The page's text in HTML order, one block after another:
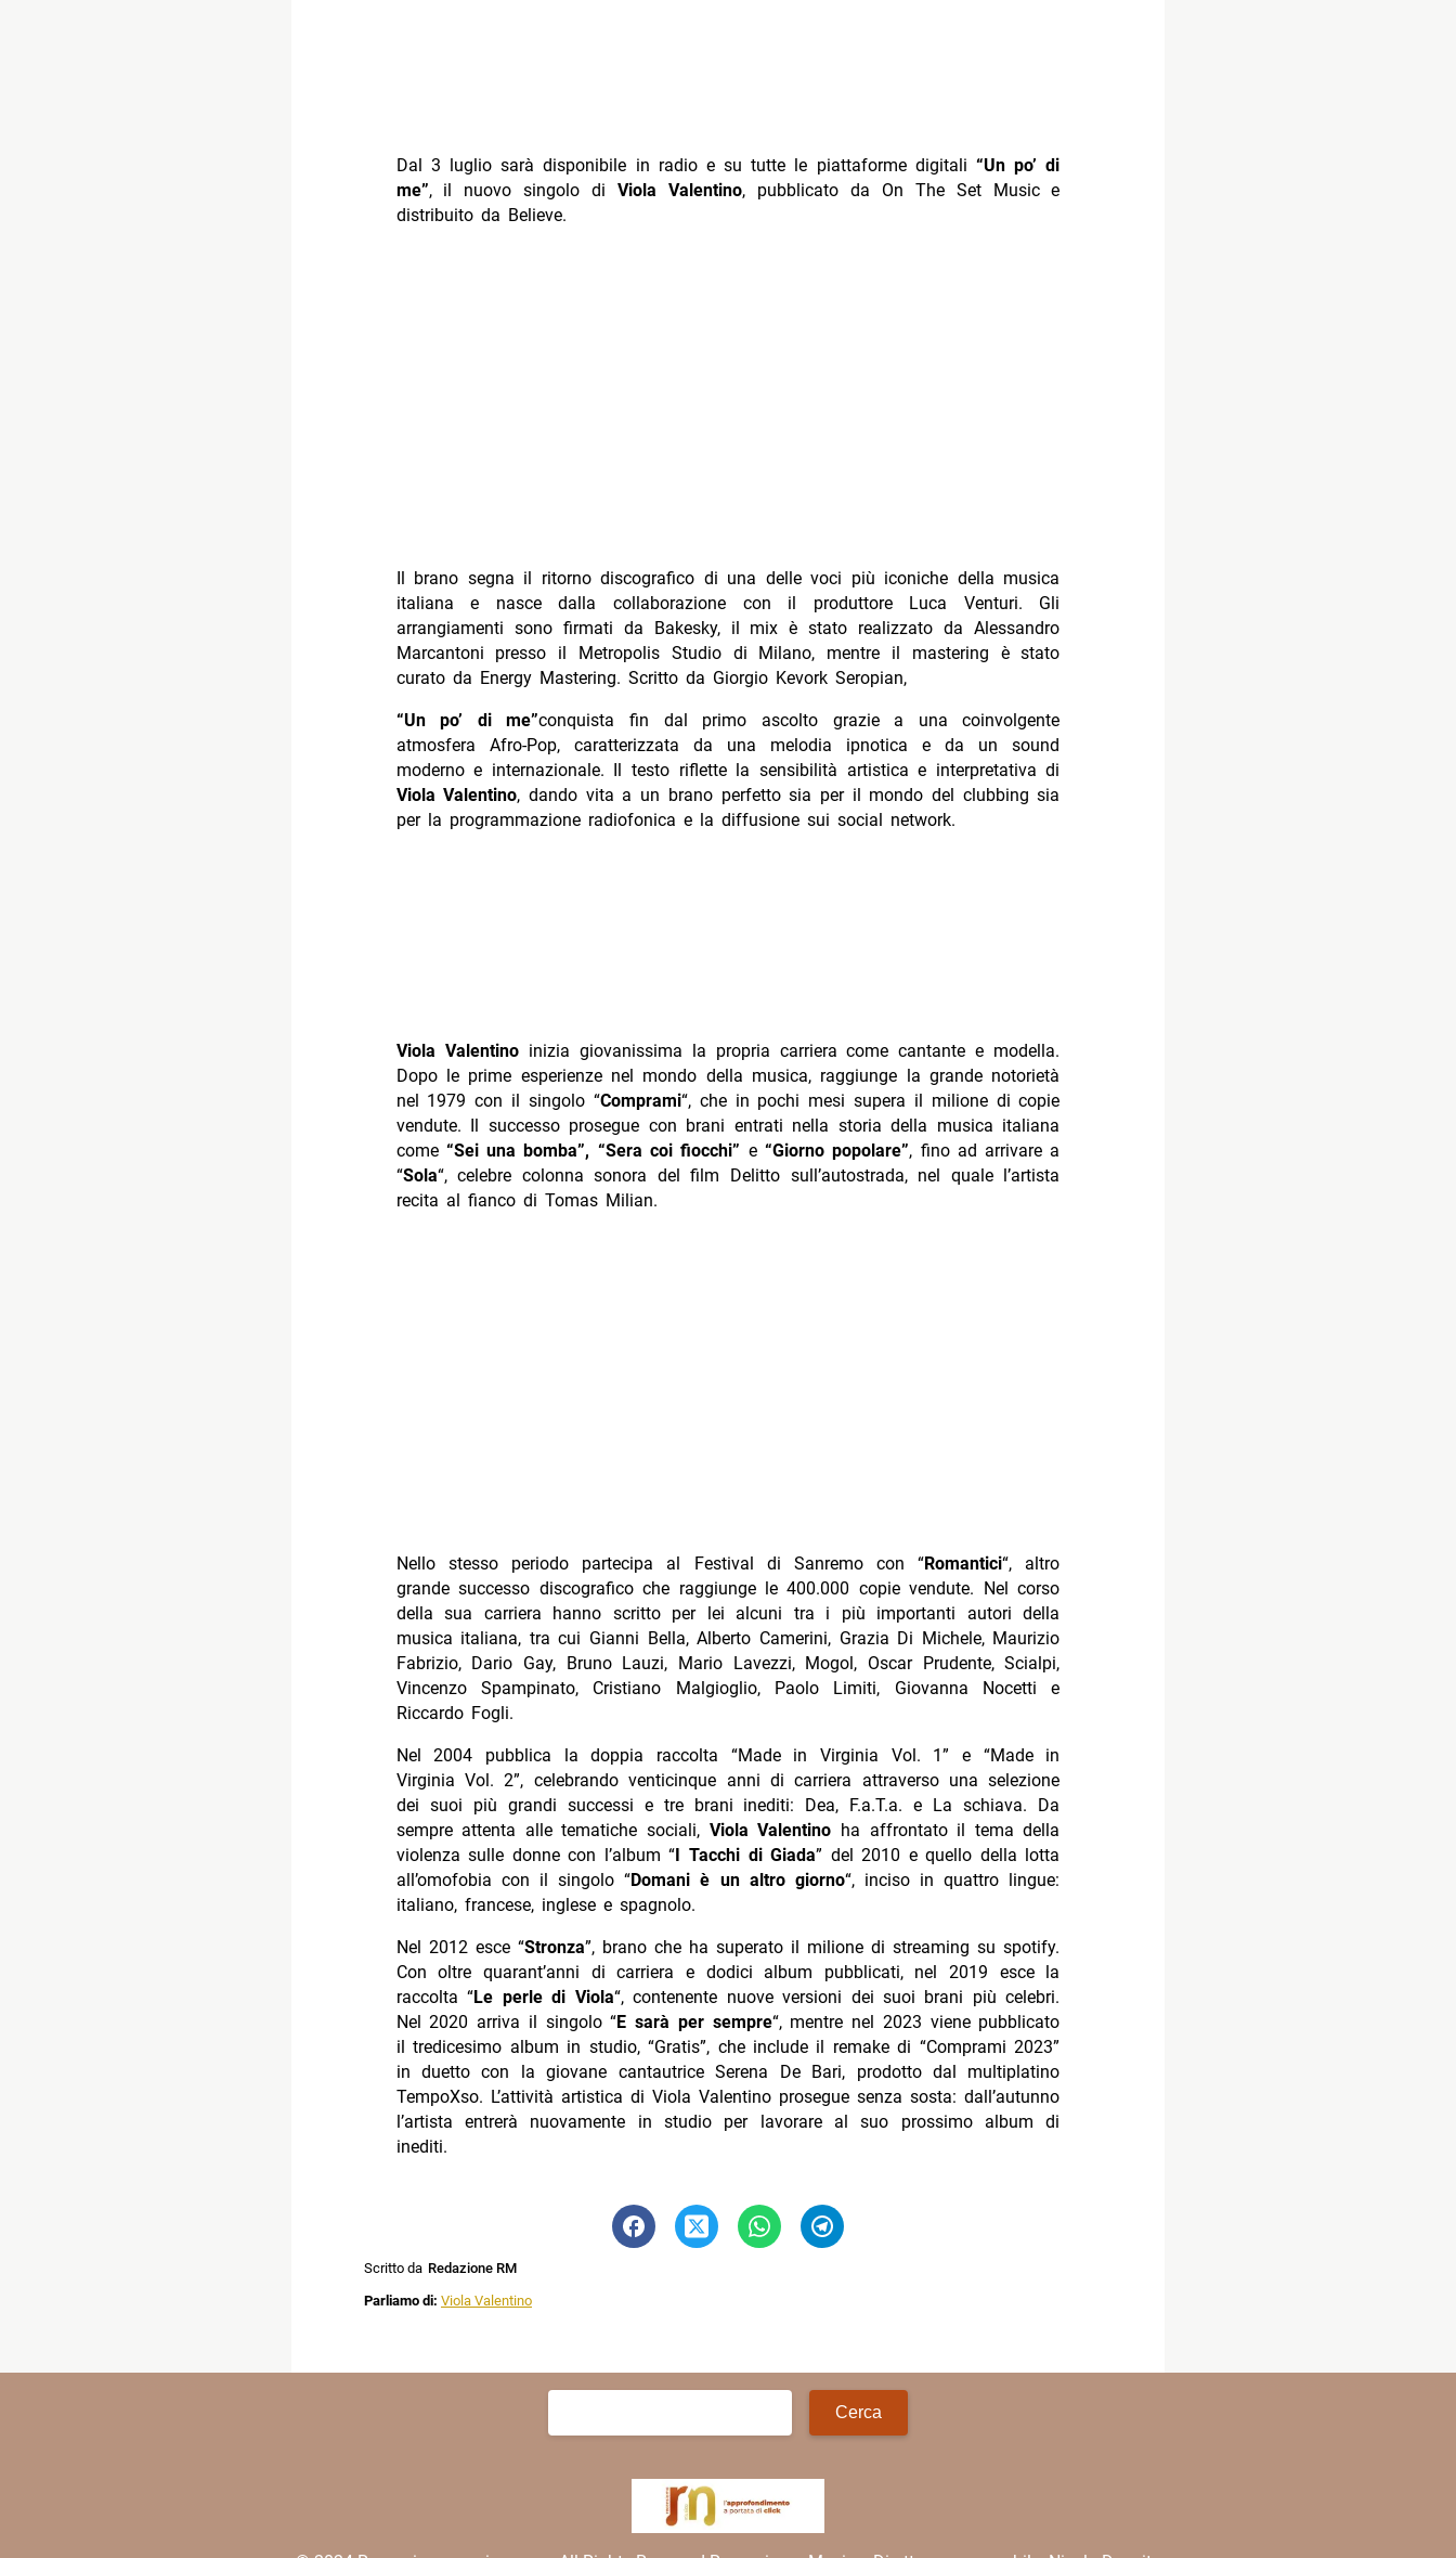
Dal 3 luglio sarà disponibile in radio e su tutte le piattaforme digitali“Un po’ di
me”, il nuovo singolo di Viola Valentino, pubblicato da On The Set Music e
distribuito da Believe.
Il brano segna il ritorno discografico di una delle voci più iconiche della musica
italiana e nasce dalla collaborazione con il produttore Luca Venturi. Gli
arrangiamenti sono firmati da Bakesky, il mix è stato realizzato da Alessandro
Marcantoni presso il Metropolis Studio di Milano, mentre il mastering è stato
curato da Energy Mastering. Scritto da Giorgio Kevork Seropian,
“Un po’ di me”conquista fin dal primo ascolto grazie a una coinvolgente
atmosfera Afro-Pop, caratterizzata da una melodia ipnotica e da un sound
moderno e internazionale. Il testo riflette la sensibilità artistica e interpretativa di
Viola Valentino, dando vita a un brano perfetto sia per il mondo del clubbing sia
per la programmazione radiofonica e la diffusione sui social network.
Viola Valentinoinizia giovanissima la propria carriera come cantante e modella.
Dopo le prime esperienze nel mondo della musica, raggiunge la grande notorietà
nel 1979 con il singolo “Comprami“, che in pochi mesi supera il milione di copie
vendute. Il successo prosegue con brani entrati nella storia della musica italiana
come“Sei una bomba”, “Sera coi fiocchi” e “Giorno popolare”, fino ad arrivare a
“Sola“, celebre colonna sonora del film Delitto sull’autostrada, nel quale l’artista
recita al fianco di Tomas Milian.
Nello stesso periodo partecipa al Festival di Sanremo con “Romantici“, altro
grande successo discografico che raggiunge le 400.000 copie vendute. Nel corso
della sua carriera hanno scritto per lei alcuni tra i più importanti autori della
musica italiana, tra cui Gianni Bella, Alberto Camerini, Grazia Di Michele, Maurizio
Fabrizio, Dario Gay, Bruno Lauzi, Mario Lavezzi, Mogol, Oscar Prudente, Scialpi,
Vincenzo Spampinato, Cristiano Malgioglio, Paolo Limiti, Giovanna Nocetti e
Riccardo Fogli.
Nel 2004 pubblica la doppia raccolta “Made in Virginia Vol. 1” e “Made in
Virginia Vol. 2”, celebrando venticinque anni di carriera attraverso una selezione
dei suoi più grandi successi e tre brani inediti: Dea, F.a.T.a. e La schiava. Da
sempre attenta alle tematiche sociali, Viola Valentino ha affrontato il tema della
violenza sulle donne con l’album “ I Tacchi di Giada” del 2010 e quello della lotta
all’omofobia con il singolo “Domani è un altro giorno“, inciso in quattro lingue:
italiano, francese, inglese e spagnolo.
Nel 2012 esce “Stronza”, brano che ha superato il milione di streaming su spotify.
Con oltre quarant’anni di carriera e dodici album pubblicati, nel 2019 esce la
raccolta “Le perle di Viola“, contenente nuove versioni dei suoi brani più celebri.
Nel 2020 arriva il singolo “E sarà per sempre“, mentre nel 2023 viene pubblicato
il tredicesimo album in studio, “Gratis”, che include il remake di “Comprami 2023”
in duetto con la giovane cantautrice Serena De Bari, prodotto dal multiplatino
TempoXso. L’attività artistica di Viola Valentino prosegue senza sosta: dall’autunno
l’artista entrerà nuovamente in studio per lavorare al suo prossimo album di
inediti.
Scritto da Redazione RM
Parliamo di: Viola Valentino
Ricerca